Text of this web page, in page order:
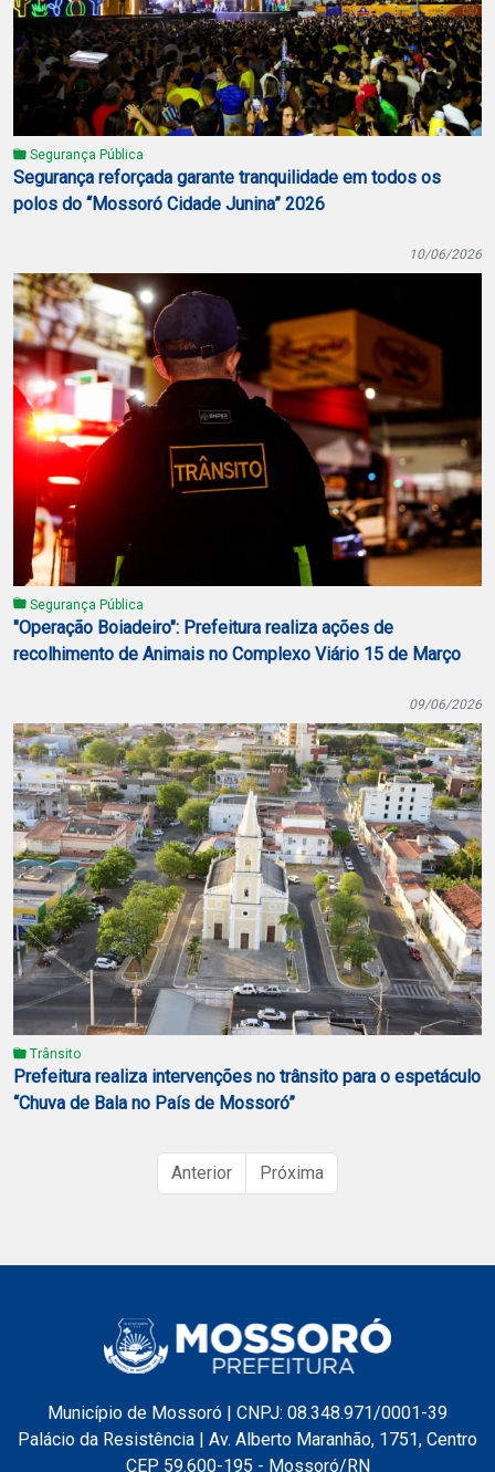
Segurança Pública
Segurança reforçada garante tranquilidade em todos os
polos do “Mossoró Cidade Junina” 2026
10/06/2026
Segurança Pública
"Operação Boiadeiro": Prefeitura realiza ações de
recolhimento de Animais no Complexo Viário 15 de Março
09/06/2026
Trânsito
Prefeitura realiza intervenções no trânsito para o espetáculo
“Chuva de Bala no País de Mossoró”
Anterior Próxima
Município de Mossoró | CNPJ: 08.348.971/0001-39
Palácio da Resistência | Av. Alberto Maranhão, 1751, Centro
CEP 59.600-195 - Mossoró/RN